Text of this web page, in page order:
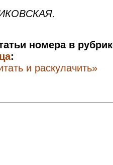
номера в
:
и раскулачить»